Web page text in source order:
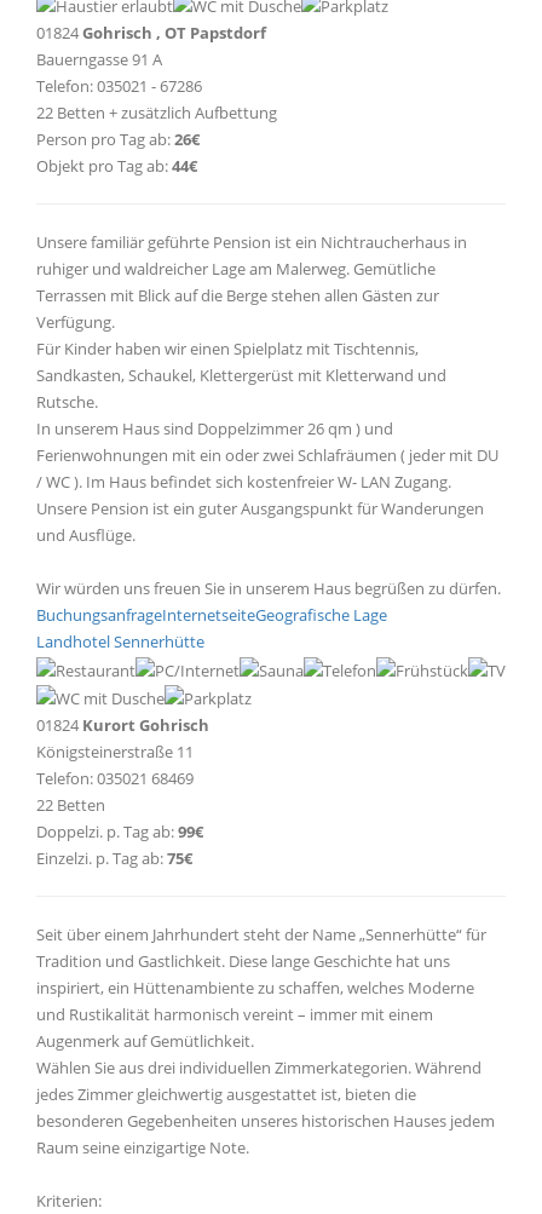
01824Gohrisch , OT Papstdorf
Bauerngasse 91 A
Telefon: 035021 - 67286
22 Betten + zusätzlich Aufbettung
Person pro Tag ab:26€
Objekt pro Tag ab:44€
Unsere familiär geführte Pension ist ein Nichtraucherhaus in
ruhiger und waldreicher Lage am Malerweg. Gemütliche
Terrassen mit Blick auf die Berge stehen allen Gästen zur
Verfügung.
Für Kinder haben wir einen Spielplatz mit Tischtennis,
Sandkasten, Schaukel, Klettergerüst mit Kletterwand und
Rutsche.
In unserem Haus sind Doppelzimmer 26 qm ) und
Ferienwohnungen mit ein oder zwei Schlafräumen ( jeder mit DU
/ WC ). Im Haus befindet sich kostenfreier W- LAN Zugang.
Unsere Pension ist ein guter Ausgangspunkt für Wanderungen
und Ausflüge.
Wir würden uns freuen Sie in unserem Haus begrüßen zu dürfen.
BuchungsanfrageInternetseiteGeografische Lage
Landhotel Sennerhütte
01824 Kurort Gohrisch
Königsteinerstraße 11
Telefon: 035021 68469
22 Betten
Doppelzi. p. Tag ab:99€
Einzelzi. p. Tag ab:75€
Seit über einem Jahrhundert steht der Name „Sennerhütte“ für
Tradition und Gastlichkeit. Diese lange Geschichte hat uns
inspiriert, ein Hüttenambiente zu schaffen, welches Moderne
und Rustikalität harmonisch vereint – immer mit einem
Augenmerk auf Gemütlichkeit.
Wählen Sie aus drei individuellen Zimmerkategorien. Während
jedes Zimmer gleichwertig ausgestattet ist, bieten die
besonderen Gegebenheiten unseres historischen Hauses jedem
Raum seine einzigartige Note.
Kriterien: